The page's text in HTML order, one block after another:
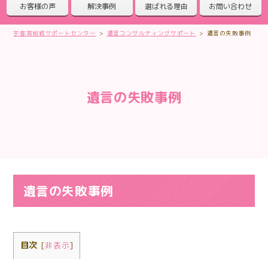
お客様の声 解決事例 選ばれる理由 お問い合わせ
宇都宮相続サポートセンター > 遺言コンサルティングサポート > 遺言の失敗事例
遺言の失敗事例
遺言の失敗事例
目次 [非表示]